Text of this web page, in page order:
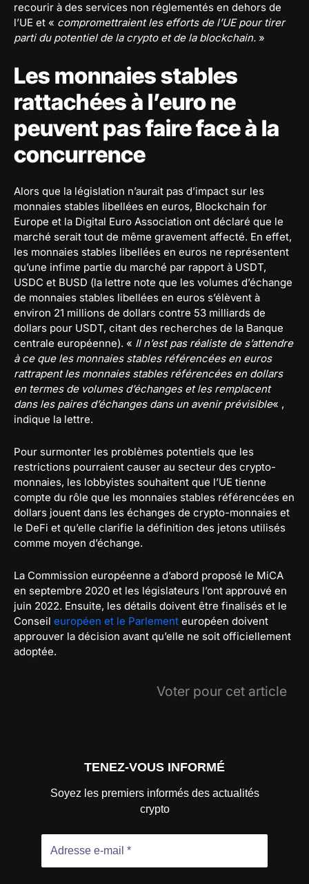
recourir à des services non réglementés en dehors de
l’UE et « compromettraient les efforts de l’UE pour tirer
parti du potentiel de la crypto et de la blockchain. »
Les monnaies stables
rattachées à l’euro ne
peuvent pas faire face à la
concurrence
Alors que la législation n’aurait pas d’impact sur les
monnaies stables libellées en euros, Blockchain for
Europe et la Digital Euro Association ont déclaré que le
marché serait tout de même gravement affecté. En effet,
les monnaies stables libellées en euros ne représentent
qu’une infime partie du marché par rapport à USDT,
USDC et BUSD (la lettre note que les volumes d’échange
de monnaies stables libellées en euros s’élèvent à
environ 21 millions de dollars contre 53 milliards de
dollars pour USDT, citant des recherches de la Banque
centrale européenne). « Il n’est pas réaliste de s’attendre
à ce que les monnaies stables référencées en euros
rattrapent les monnaies stables référencées en dollars
en termes de volumes d’échanges et les remplacent
dans les paires d’échanges dans un avenir prévisible« ,
indique la lettre.
Pour surmonter les problèmes potentiels que les
restrictions pourraient causer au secteur des crypto-
monnaies, les lobbyistes souhaitent que l’UE tienne
compte du rôle que les monnaies stables référencées en
dollars jouent dans les échanges de crypto-monnaies et
le DeFi et qu’elle clarifie la définition des jetons utilisés
comme moyen d’échange.
La Commission européenne a d’abord proposé le MiCA
en septembre 2020 et les législateurs l’ont approuvé en
juin 2022. Ensuite, les détails doivent être finalisés et le
Conseil européen et le Parlement européen doivent
approuver la décision avant qu’elle ne soit officiellement
adoptée.
Voter pour cet article
TENEZ-VOUS INFORMÉ
Soyez les premiers informés des actualités
crypto